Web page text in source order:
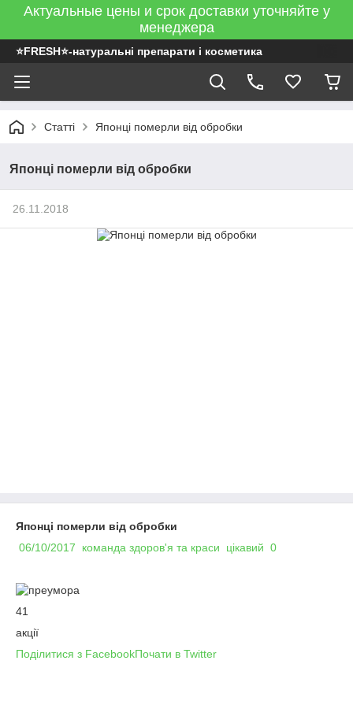
Актуальные цены и срок доставки уточняйте у
менеджера
⭐FRESH⭐-натуральні препарати і косметика
Статті Японці померли від обробки
Японці померли від обробки
26.11.2018
Японці померли від обробки
06/10/2017
команда здоров'я та краси цікавий 0
41
акції
Поділитися з FacebookПочати в Twitter